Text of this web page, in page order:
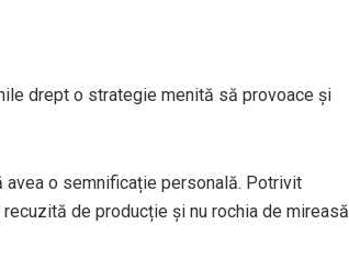
drept o strategie menită să provoace și
avea o semnificație personală. Potrivit
de producție și nu rochia de mireasă